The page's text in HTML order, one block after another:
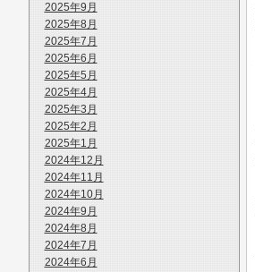
2025年9月
2025年8月
2025年7月
2025年6月
2025年5月
2025年4月
2025年3月
2025年2月
2025年1月
2024年12月
2024年11月
2024年10月
2024年9月
2024年8月
2024年7月
2024年6月